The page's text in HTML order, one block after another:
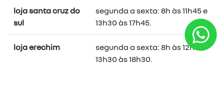
loja santa cruz do
sul
segunda a sexta: 8h às 11h45 e
13h30 às 17h45.
loja erechim
segunda a sexta: 8h às 12h e
13h30 às 18h30.